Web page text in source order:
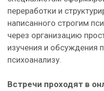
переработки и
написанного строгим
через организацию
изучения и обсуждения
психоанализу.
Встречи проходят в